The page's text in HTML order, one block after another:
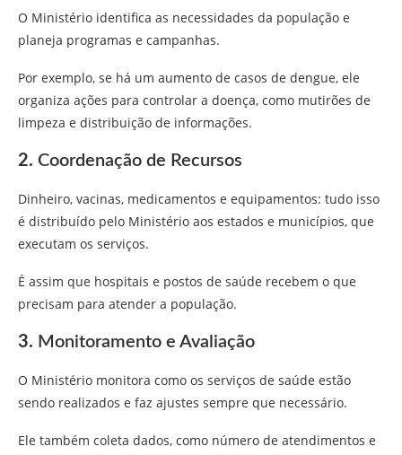
O Ministério identifica as necessidades da população e
planeja programas e campanhas.
Por exemplo, se há um aumento de casos de dengue, ele
organiza ações para controlar a doença, como mutirões de
limpeza e distribuição de informações.
2. Coordenação de Recursos
Dinheiro, vacinas, medicamentos e equipamentos: tudo isso
é distribuído pelo Ministério aos estados e municípios, que
executam os serviços.
É assim que hospitais e postos de saúde recebem o que
precisam para atender a população.
3. Monitoramento e Avaliação
O Ministério monitora como os serviços de saúde estão
sendo realizados e faz ajustes sempre que necessário.
Ele também coleta dados, como número de atendimentos e